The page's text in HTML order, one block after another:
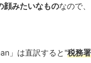
顔みたいなものなので
」は直訳すると"税務